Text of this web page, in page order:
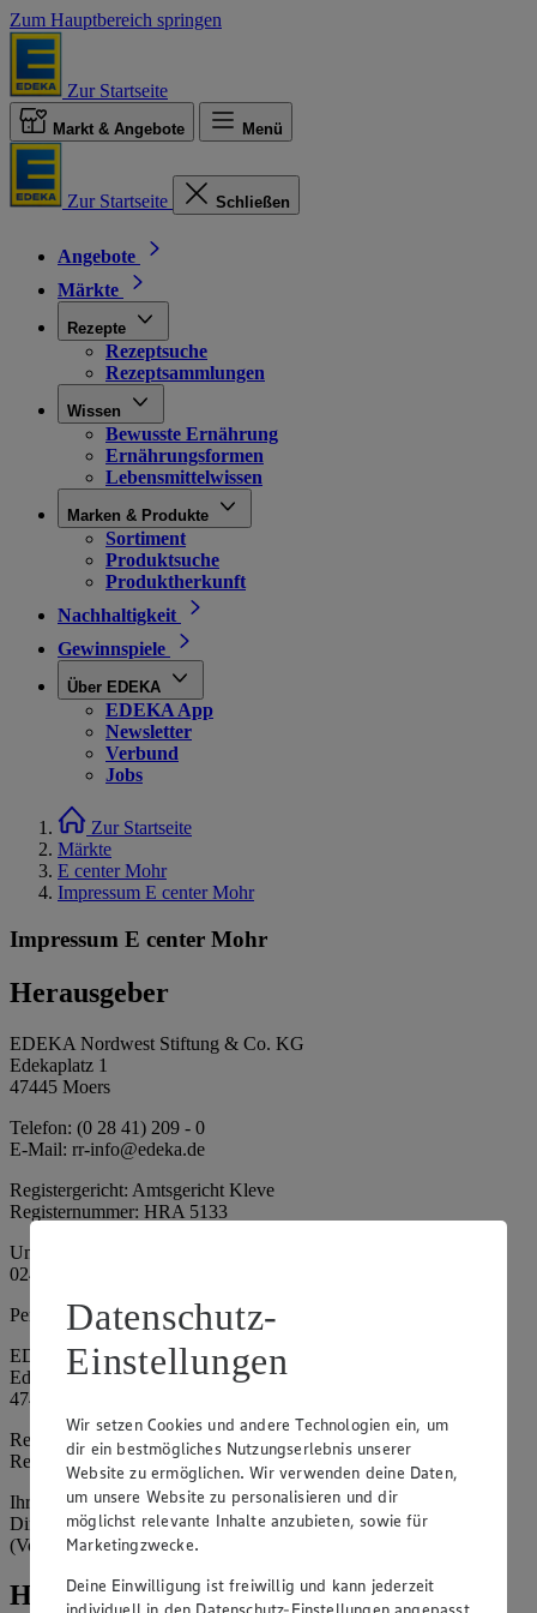
Zum Hauptbereich springen
Zur Startseite
Markt & Angebote Menü
Zur Startseite Schließen
Angebote
Märkte
Rezepte
Rezeptsuche
Rezeptsammlungen
Wissen
Bewusste Ernährung
Ernährungsformen
Lebensmittelwissen
Marken & Produkte
Sortiment
Produktsuche
Produktherkunft
Nachhaltigkeit
Gewinnspiele
Über EDEKA
EDEKA App
Newsletter
Verbund
Jobs
Zur Startseite
Märkte
E center Mohr
Impressum E center Mohr
Impressum E center Mohr
Herausgeber
EDEKA Nordwest Stiftung & Co. KG
Edekaplatz 1
47445 Moers
Telefon: (0 28 41) 209 - 0
E-Mail: rr-info@edeka.de
Registergericht: Amtsgericht Kleve
Registernummer: HRA 5133
Umsatzsteuer-Identifikationsnummer gem. § 27a UStG: DE 335
024 695
Persönlich haftende Gesellschafterin:
EDEKA Nordwest Handelsstiftung e. K.
Edekaplatz 1
47445 Moers
Registergericht: Amtsgericht Kleve
Registernummer: HRA 5132
Ihrerseits vertreten durch: Frank Breuer (Vorstandsvorsitzender),
Dirk Neuhaus (Vorstandsvorsitzender), Peter Wagener
(Vorstandsvorsitzender)
Hinweise
Datenschutz-
Einstellungen
Wir setzen Cookies und andere Technologien ein, um
dir ein bestmögliches Nutzungserlebnis unserer
Website zu ermöglichen. Wir verwenden deine Daten,
um unsere Website zu personalisieren und dir
möglichst relevante Inhalte anzubieten, sowie für
Marketingzwecke.
Deine Einwilligung ist freiwillig und kann jederzeit